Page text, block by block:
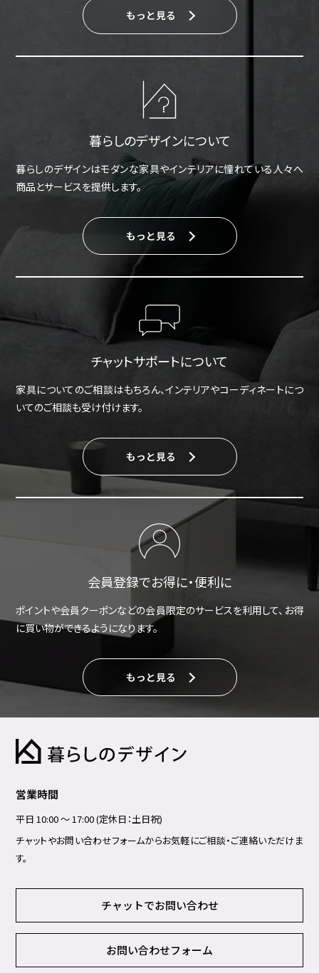
もっと見る
暮らしのデザインについて
暮らしのデザインはモダンな家具やインテリアに憧れている人々へ
商品とサービスを提供します。
もっと見る
チャットサポートについて
家具についてのご相談はもちろん、インテリアやコーディネートにつ
いてのご相談も受け付けます。
もっと見る
会員登録でお得に・便利に
ポイントや会員クーポンなどの会員限定のサービスを利用して、お得
に買い物ができるようになります。
もっと見る
営業時間
平日 10:00 ～ 17:00 (定休日：土日祝)
チャットやお問い合わせフォームからお気軽にご相談・ご連絡いただけま
す。
チャットでお問い合わせ
お問い合わせフォーム